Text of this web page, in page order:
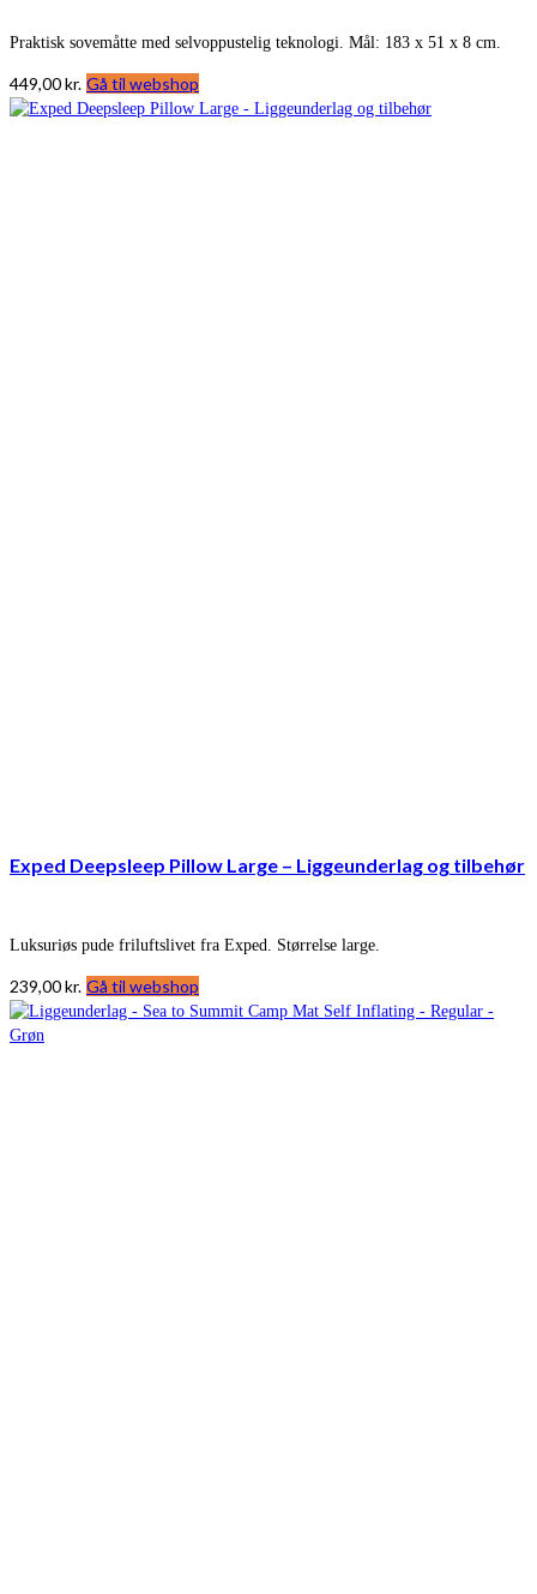
Praktisk sovemåtte med selvoppustelig teknologi. Mål: 183 x 51 x 8 cm.
449,00kr. Gå til webshop
Exped Deepsleep Pillow Large – Liggeunderlag og tilbehør
Luksuriøs pude friluftslivet fra Exped. Størrelse large.
239,00kr. Gå til webshop